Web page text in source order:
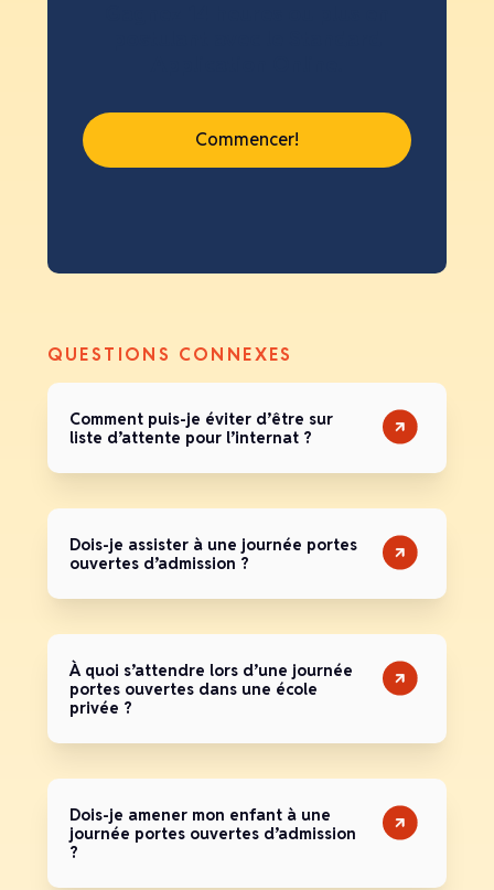
Commencer!
QUESTIONS CONNEXES
Comment puis-je éviter d’être sur
liste d’attente pour l’internat ?
Dois-je assister à une journée portes
ouvertes d’admission ?
À quoi s’attendre lors d’une journée
portes ouvertes dans une école
privée ?
Dois-je amener mon enfant à une
journée portes ouvertes d’admission
?